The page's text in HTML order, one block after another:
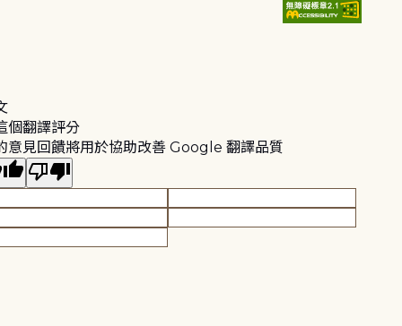
個翻譯評分
意見回饋將用於協助改善 Google 翻譯品質